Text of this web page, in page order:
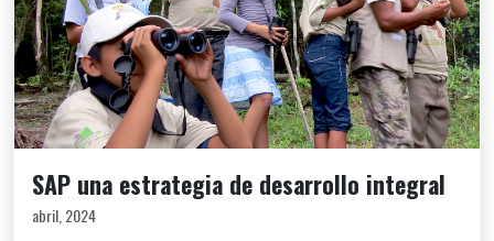
SAP una estrategia de desarrollo integral
abril, 2024